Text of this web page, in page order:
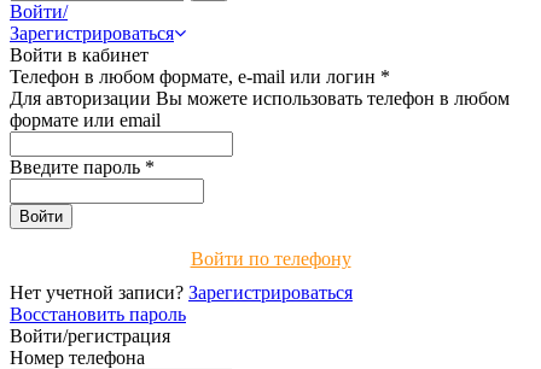
Войти/
Зарегистрироваться
Войти в кабинет
Телефон в любом формате, e-mail или логин *
Для авторизации Вы можете использовать телефон в любом
формате или email
Введите пароль *
Войти по телефону
Нет учетной записи? Зарегистрироваться
Восстановить пароль
Войти/регистрация
Номер телефона